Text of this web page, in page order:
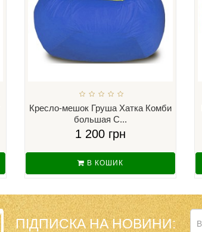
Кресло-мешок Груша Хатка Комби
большая С...
1 200 грн
В КОШИК
ПІДПИСКА НА НОВИНИ: